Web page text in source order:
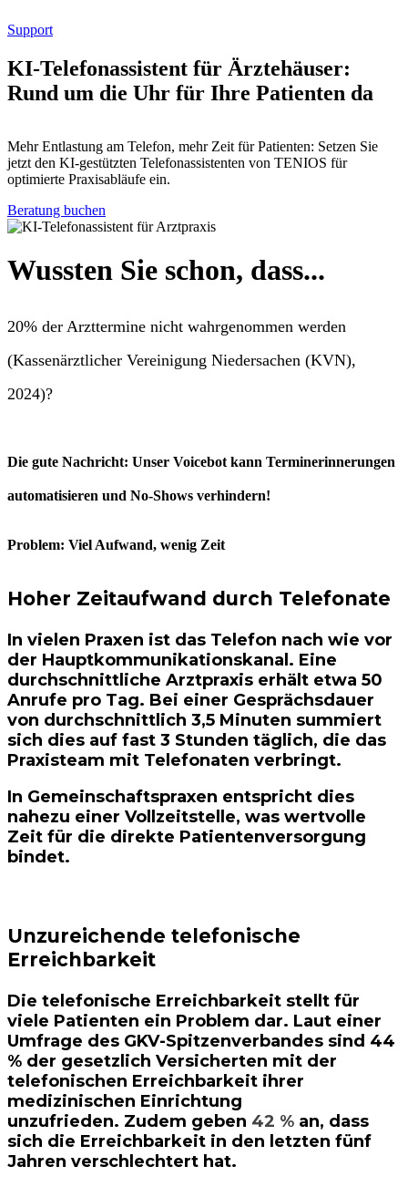
Support
KI-Telefonassistent für Ärztehäuser:
Rund um die Uhr für Ihre Patienten da
Mehr Entlastung am Telefon, mehr Zeit für Patienten: Setzen Sie
jetzt den KI-gestützten Telefonassistenten von TENIOS für
optimierte Praxisabläufe ein.
Beratung buchen
Wussten Sie schon, dass...
20% der Arzttermine nicht wahrgenommen werden
(Kassenärztlicher Vereinigung Niedersachen (KVN),
2024)?
Die gute Nachricht: Unser Voicebot kann Terminerinnerungen
automatisieren und No-Shows verhindern!
Problem: Viel Aufwand, wenig Zeit
Hoher Zeitaufwand durch Telefonate
In vielen Praxen ist das Telefon nach wie vor
der Hauptkommunikationskanal. Eine
durchschnittliche Arztpraxis erhält etwa 50
Anrufe pro Tag. Bei einer Gesprächsdauer
von durchschnittlich 3,5 Minuten summiert
sich dies auf fast 3 Stunden täglich, die das
Praxisteam mit Telefonaten verbringt.
In Gemeinschaftspraxen entspricht dies
nahezu einer Vollzeitstelle, was wertvolle
Zeit für die direkte Patientenversorgung
bindet.
Unzureichende telefonische
Erreichbarkeit
Die telefonische Erreichbarkeit stellt für
viele Patienten ein Problem dar. Laut einer
Umfrage des GKV-Spitzenverbandes sind 44
% der gesetzlich Versicherten mit der
telefonischen Erreichbarkeit ihrer
medizinischen Einrichtung
unzufrieden. Zudem geben 42 % an, dass
sich die Erreichbarkeit in den letzten fünf
Jahren verschlechtert hat.